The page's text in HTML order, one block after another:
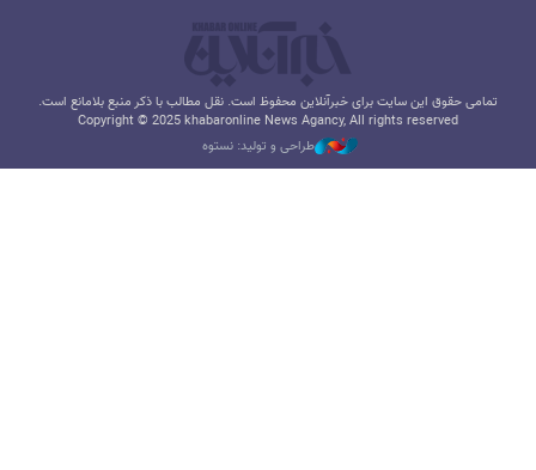
تمامی حقوق این سایت برای خبرآنلاین محفوظ است. نقل مطالب با ذکر منبع بلامانع است.
Copyright © 2025 khabaronline News Agancy, All rights reserved
طراحی و تولید: نستوه